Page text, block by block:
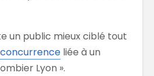
un public mieux ciblé tout
liée à un
Lyon ».